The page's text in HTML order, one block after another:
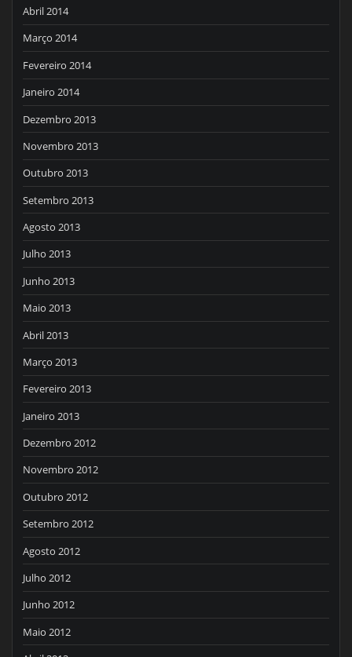
Abril 2014
Março 2014
Fevereiro 2014
Janeiro 2014
Dezembro 2013
Novembro 2013
Outubro 2013
Setembro 2013
Agosto 2013
Julho 2013
Junho 2013
Maio 2013
Abril 2013
Março 2013
Fevereiro 2013
Janeiro 2013
Dezembro 2012
Novembro 2012
Outubro 2012
Setembro 2012
Agosto 2012
Julho 2012
Junho 2012
Maio 2012